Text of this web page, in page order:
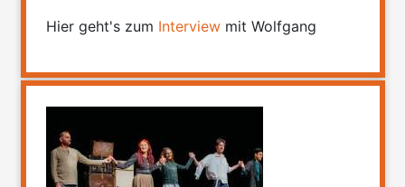
Hier geht's zum Interview mit Wolfgang